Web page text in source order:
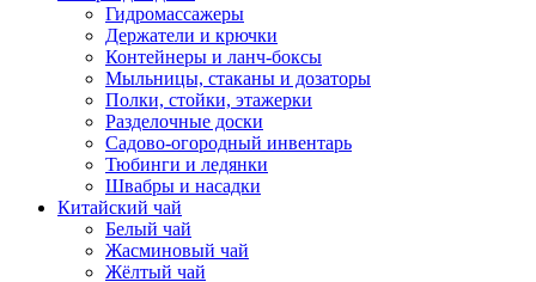
Гидромассажеры
Держатели и крючки
Контейнеры и ланч-боксы
Мыльницы, стаканы и дозаторы
Полки, стойки, этажерки
Разделочные доски
Садово-огородный инвентарь
Тюбинги и ледянки
Швабры и насадки
Китайский чай
Белый чай
Жасминовый чай
Жёлтый чай